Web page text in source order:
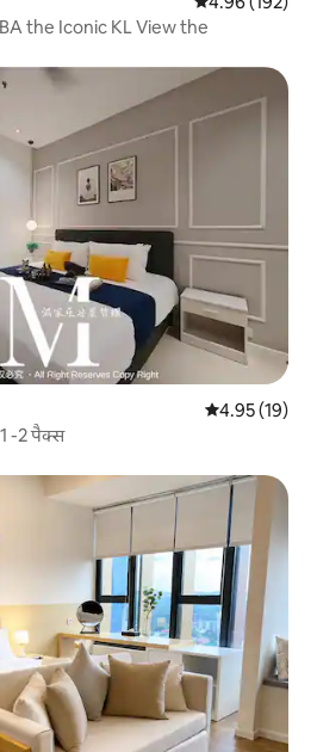
BA the Iconic KL View the
औसत रेटिंग 5 में
4.95 (19)
1 -2 पैक्स